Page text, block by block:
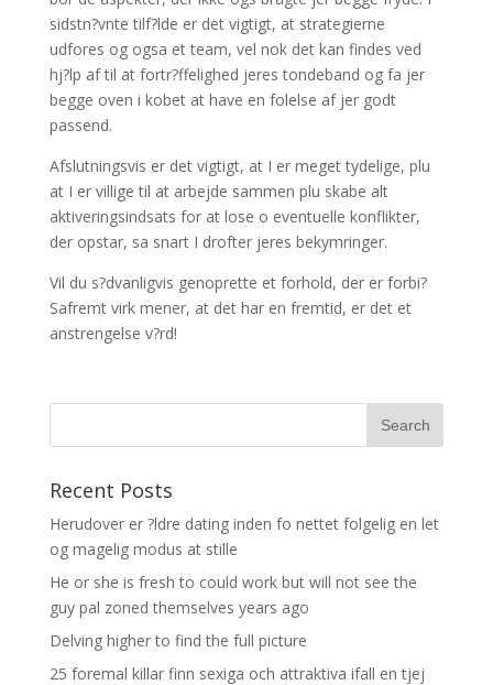
sidstn?vnte tilf?lde er det vigtigt, at strategierne
udfores og ogsa et team, vel nok det kan findes ved
hj?lp af til at fortr?ffelighed jeres tondeband og fa jer
begge oven i kobet at have en folelse af jer godt
passend.
Afslutningsvis er det vigtigt, at I er meget tydelige, plu
at I er villige til at arbejde sammen plu skabe alt
aktiveringsindsats for at lose o eventuelle konflikter,
der opstar, sa snart I drofter jeres bekymringer.
Vil du s?dvanligvis genoprette et forhold, der er forbi?
Safremt virk mener, at det har en fremtid, er det et
anstrengelse v?rd!
Recent Posts
Herudover er ?ldre dating inden fo nettet folgelig en let
og magelig modus at stille
He or she is fresh to could work but will not see the
guy pal zoned themselves years ago
Delving higher to find the full picture
25 foremal killar finn sexiga och attraktiva ifall en tjej